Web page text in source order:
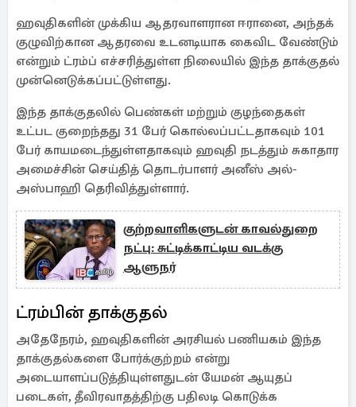
ஹவுதிகளின் முக்கிய ஆதரவாளரான ஈரானை, அந்தக்
குழுவிற்கான ஆதரவை உடனடியாக கைவிட வேண்டும்
என்றும் ட்ரம்ப் எச்சரித்துள்ள நிலையில் இந்த தாக்குதல்
முன்னெடுக்கப்பட்டுள்ளது.
இந்த தாக்குதலில் பெண்கள் மற்றும் குழந்தைகள்
உட்பட குறைந்தது 31 பேர் கொல்லப்பட்டதாகவும் 101
பேர் காயமடைந்துள்ளதாகவும் ஹவுதி நடத்தும் சுகாதார
அமைச்சின் செய்தித் தொடர்பாளர் அனீஸ் அல்-
அஸ்பாஹி தெரிவித்துள்ளார்.
குற்றவாளிகளுடன் காவல்துறை
நட்பு: சுட்டிக்காட்டிய வடக்கு
ஆளுநர்
ட்ரம்பின் தாக்குதல்
அதேநேரம், ஹவுதிகளின் அரசியல் பணியகம் இந்த
தாக்குதல்களை போர்க்குற்றம் என்று
அடையாளப்படுத்தியுள்ளதுடன் யேமன் ஆயுதப்
படைகள், தீவிரவாதத்திற்கு பதிலடி கொடுக்க